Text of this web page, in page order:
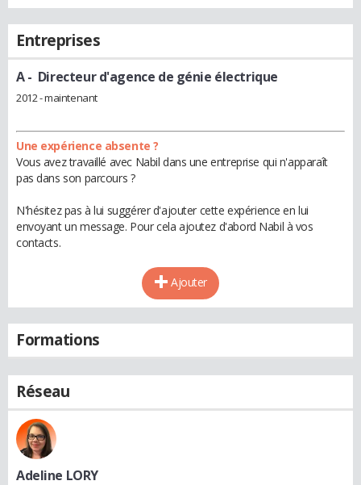
Entreprises
A- Directeur d'agence de génie électrique
2012 - maintenant
Une expérience absente ?
Vous avez travaillé avec Nabil dans une entreprise qui n'apparaît
pas dans son parcours ?
N'hésitez pas à lui suggérer d'ajouter cette expérience en lui
envoyant un message. Pour cela ajoutez d'abord Nabil à vos
contacts.
Ajouter
Formations
Réseau
Adeline LORY